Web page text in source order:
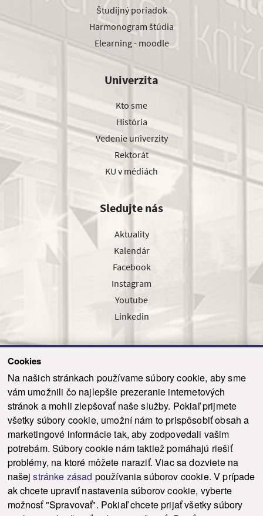
Cookies
Na našich stránkach používame súbory cookie, aby sme
vám umožnili čo najlepšie prezeranie internetových
stránok a mohli zlepšovať naše služby. Pokiaľ prijmete
všetky súbory cookie, umožní nám to prispôsobiť obsah a
marketingové informácie tak, aby zodpovedali vašim
potrebám. Súbory cookie nám taktiež pomáhajú riešiť
problémy, na ktoré môžete naraziť. Viac sa dozviete na
našejstránke zásad používania súborov cookie. V prípade
ak chcete upraviť nastavenia súborov cookie, vyberte
možnosť "Spravovať". Pokiaľ chcete prijať všetky súbory
Študijný poriadok
Harmonogram štúdia
Elearning - moodle
Univerzita
Kto sme
História
Vedenie univerzity
Rektorát
KU v médiách
Sledujte nás
Aktuality
Kalendár
Facebook
Instagram
Youtube
Linkedin
Odoslať
© 2021-2026 ku.sk. Všetky práva vyhradené. Ochrana osobných údajov
Vyhlásenie o prístupnosti |
Admin
This site is protected by reCAPTCHA and the Google Privacy Policy and Terms of